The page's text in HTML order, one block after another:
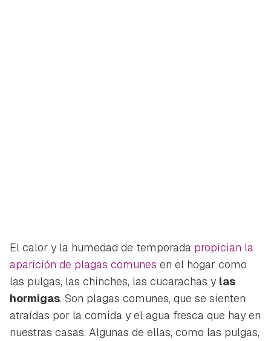
El calor y la humedad de temporada propician la
aparición de plagas comunes en el hogar como
las pulgas, las chinches, las cucarachas y las
hormigas. Son plagas comunes, que se sienten
atraídas por la comida y el agua fresca que hay en
nuestras casas. Algunas de ellas, como las pulgas,